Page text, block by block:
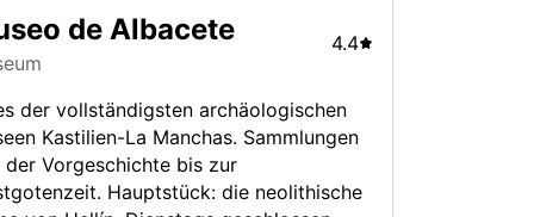
Mietwagen in
– Mobilität ganz nach
Wünschen
Mietwagen von Europcar entdecken Sie
de Albacete 4.4
der vollständigsten archäologischen
Kastilien-La Manchas. Sammlungen
der Vorgeschichte bis zur
Hauptstück: die neolithische